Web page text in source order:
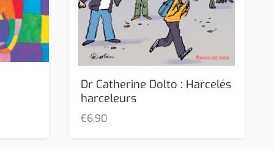
Dr Catherine Dolto : Harcelés
harceleurs
€6,90